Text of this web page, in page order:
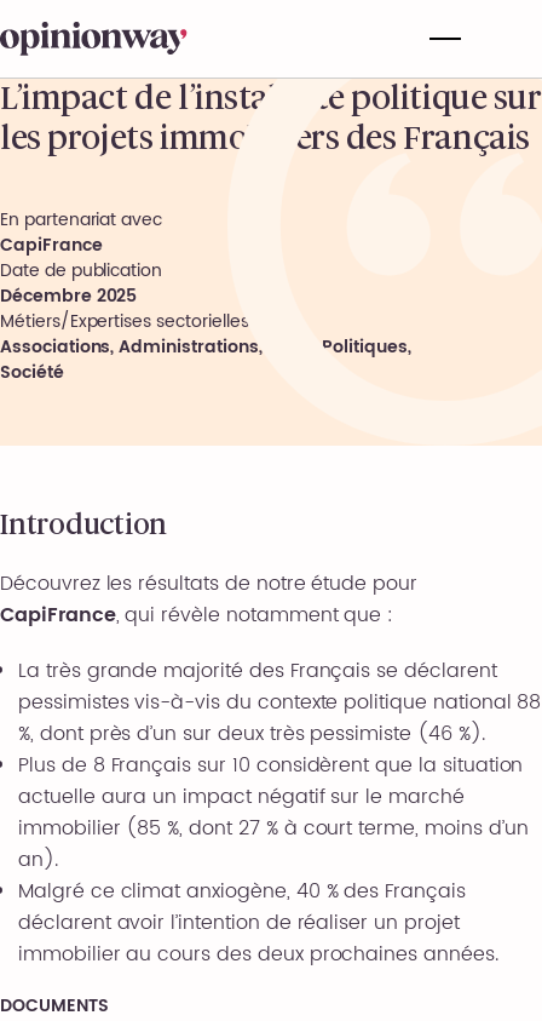
L’impact de l’instabilité politique sur
les projets immobiliers des Français
En partenariat avec
CapiFrance
Date de publication
Décembre 2025
Métiers/Expertises sectorielles
Associations, Administrations, Partis Politiques,
Société
Introduction
Découvrez les résultats de notre étude pour
CapiFrance, qui révèle notamment que :
La très grande majorité des Français se déclarent
pessimistes vis-à-vis du contexte politique national 88
%, dont près d’un sur deux très pessimiste (46 %).
Plus de 8 Français sur 10 considèrent que la situation
actuelle aura un impact négatif sur le marché
immobilier (85 %, dont 27 % à court terme, moins d’un
an).
Malgré ce climat anxiogène, 40 % des Français
déclarent avoir l’intention de réaliser un projet
immobilier au cours des deux prochaines années.
DOCUMENTS